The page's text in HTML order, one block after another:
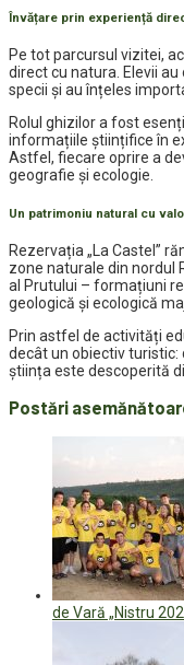
Învățare prin experiență
Pe tot parcursul vizitei,
direct cu natura. Elevii
specii și au înțeles
Rolul ghizilor a fost
informațiile științifice în
Astfel, fiecare oprire a
geografie și ecologie.
Un patrimoniu natural cu
Rezervația „La Castel”
zone naturale din nordul
al Prutului – formațiuni
geologică și ecologică
Prin astfel de activități
decât un obiectiv turistic:
știința este descoperită
Postări
de Vară „Nistru